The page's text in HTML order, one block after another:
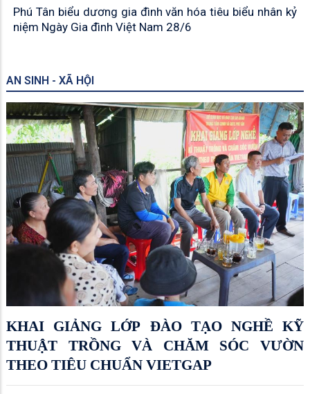
Phú Tân biểu dương gia đình văn hóa tiêu biểu nhân kỷ
niệm Ngày Gia đình Việt Nam 28/6
AN SINH - XÃ HỘI
KHAI GIẢNG LỚP ĐÀO TẠO NGHỀ KỸ
THUẬT TRỒNG VÀ CHĂM SÓC VƯỜN
THEO TIÊU CHUẨN VIETGAP